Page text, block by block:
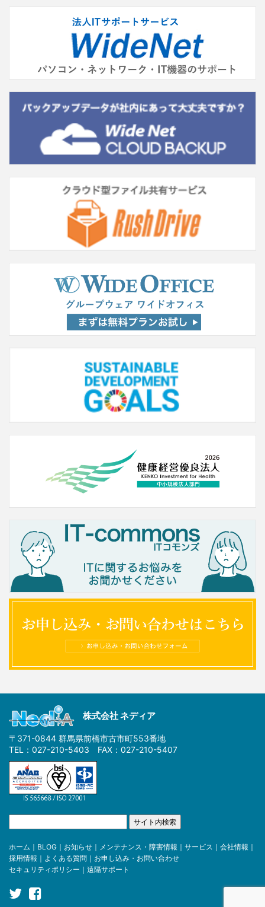
株式会社 ネディア
〒371-0844 群馬県前橋市古市町553番地
TEL：027-210-5403 FAX：027-210-5407
ホーム ｜ BLOG ｜ お知らせ ｜ メンテナンス・障害情報 ｜ サービス ｜ 会社情報 ｜
採用情報 ｜ よくある質問 ｜ お申し込み・お問い合わせ
セキュリティポリシー ｜ 遠隔サポート